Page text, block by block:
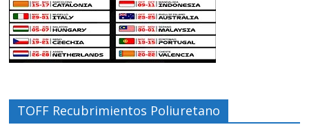
TOFF Recubrimientos Poliuretano